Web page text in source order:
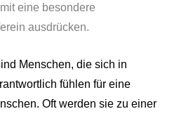
eine besondere
ausdrücken.
Menschen, die sich in
fühlen für eine
Oft werden sie zu einer